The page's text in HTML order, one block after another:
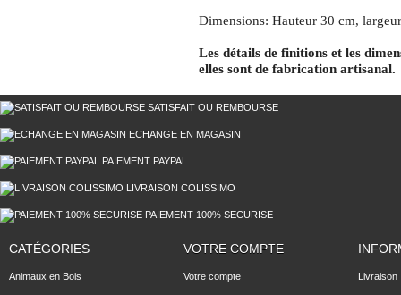
Dimensions: Hauteur 30 cm,
Les détails de finitions et les
elles sont de fabrication artisanal.
SATISFAIT OU REMBOURSE
ECHANGE EN MAGASIN
PAIEMENT PAYPAL
LIVRAISON COLISSIMO
PAIEMENT 100% SECURISE
CATÉGORIES
Animaux en Bois
VOTRE COMPTE
Votre compte Livraison